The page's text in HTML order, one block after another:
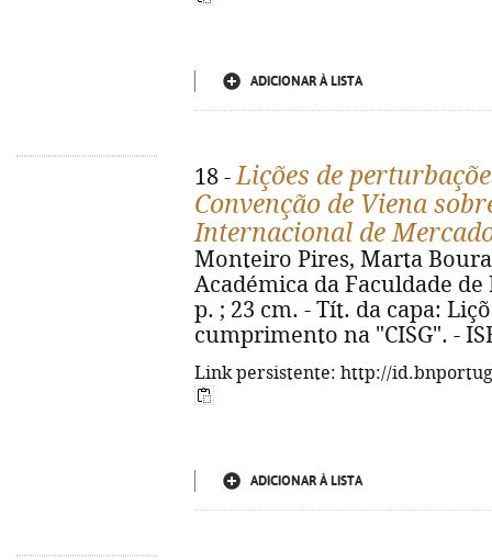
ADICIONAR À LISTA
18 -Lições de
Convenção de Viena
Internacional de
Monteiro Pires, Marta
Académica da Faculdade
p. ; 23 cm. - Tít. da capa:
cumprimento na "CISG". -
Link persistente: http://
ADICIONAR À LISTA